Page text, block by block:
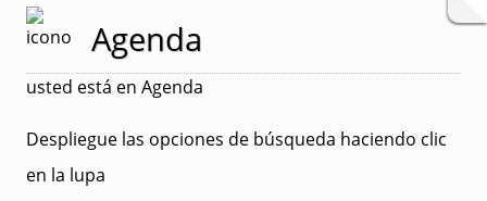
Agenda
usted está en Agenda
Despliegue las opciones de búsqueda haciendo clic
en la lupa